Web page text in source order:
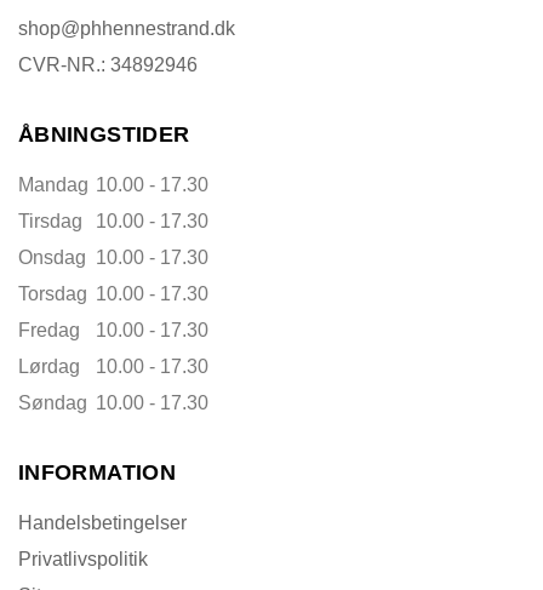
shop@phhennestrand.dk
CVR-NR.: 34892946
ÅBNINGSTIDER
Mandag 10.00 - 17.30
Tirsdag
10.00 - 17.30
Onsdag 10.00 - 17.30
Torsdag 10.00 - 17.30
Fredag
10.00 - 17.30
Lørdag
10.00 - 17.30
Søndag 10.00 - 17.30
INFORMATION
Handelsbetingelser
Privatlivspolitik